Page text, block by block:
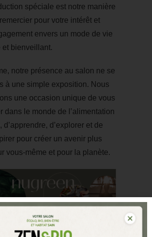
spéciale est notre manière
pour votre intérêt et
envers un mode de vie
et bienveillant.
notre présence au salon ne se
à une simple exposition. Nous
une occasion unique de vous
dans le monde de l’alimentation
d’apprendre, d’explorer et de
pour créer un avenir plus
vous-même et pour la planète.